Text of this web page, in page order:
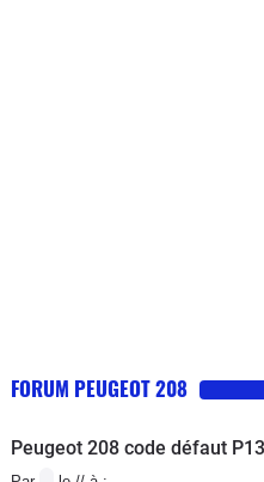
FORUM PEUGEOT 208
Peugeot 208 code défaut